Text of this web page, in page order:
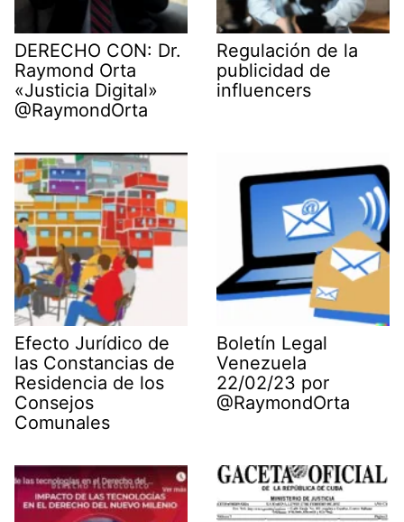
DERECHO CON: Dr.
Raymond Orta
«Justicia Digital»
@RaymondOrta
Regulación de la
publicidad de
influencers
Efecto Jurídico de
las Constancias de
Residencia de los
Consejos
Comunales
Boletín Legal
Venezuela
22/02/23 por
@RaymondOrta